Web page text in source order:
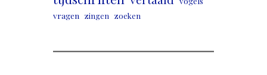
vragen zingen zoeken